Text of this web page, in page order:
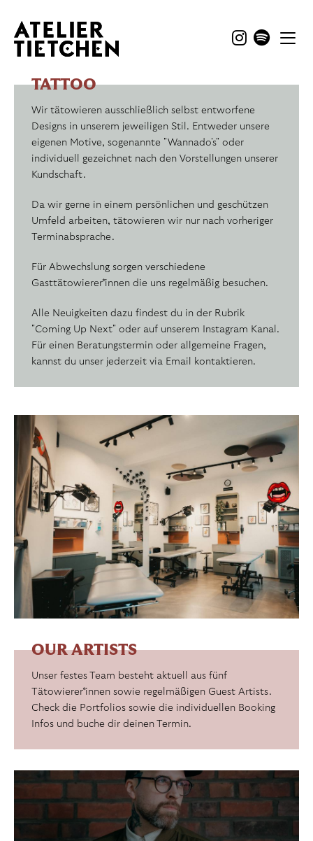
TATTOO
Wir tätowieren ausschließlich selbst entworfene
Designs in unserem jeweiligen Stil. Entweder unsere
eigenen Motive, sogenannte "Wannado's" oder
individuell gezeichnet nach den Vorstellungen unserer
Kundschaft.
Da wir gerne in einem persönlichen und geschützen
Umfeld arbeiten, tätowieren wir nur nach vorheriger
Terminabsprache.
Für Abwechslung sorgen verschiedene
Gasttätowierer*innen die uns regelmäßig besuchen.
Alle Neuigkeiten dazu findest du in der Rubrik
"Coming Up Next" oder auf unserem Instagram Kanal.
Für einen Beratungstermin oder allgemeine Fragen,
kannst du unser jederzeit via Email kontaktieren.
OUR ARTISTS
Unser festes Team besteht aktuell aus fünf
Tätowierer*innen sowie regelmäßigen Guest Artists.
Check die Portfolios sowie die individuellen Booking
Infos und buche dir deinen Termin.
TATTOO